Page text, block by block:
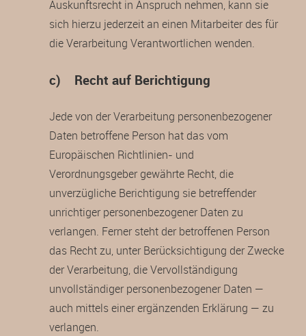
Auskunftsrecht in Anspruch nehmen, kann sie
sich hierzu jederzeit an einen Mitarbeiter des für
die Verarbeitung Verantwortlichen wenden.
c) Recht auf Berichtigung
Jede von der Verarbeitung personenbezogener
Daten betroffene Person hat das vom
Europäischen Richtlinien- und
Verordnungsgeber gewährte Recht, die
unverzügliche Berichtigung sie betreffender
unrichtiger personenbezogener Daten zu
verlangen. Ferner steht der betroffenen Person
das Recht zu, unter Berücksichtigung der Zwecke
der Verarbeitung, die Vervollständigung
unvollständiger personenbezogener Daten —
auch mittels einer ergänzenden Erklärung — zu
verlangen.